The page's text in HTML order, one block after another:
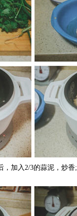
，加入2/3的蒜泥，炒香;